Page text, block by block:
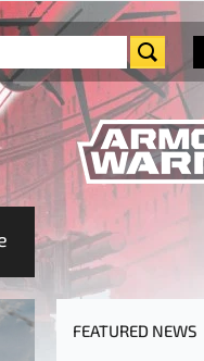
FEATURED NEWS